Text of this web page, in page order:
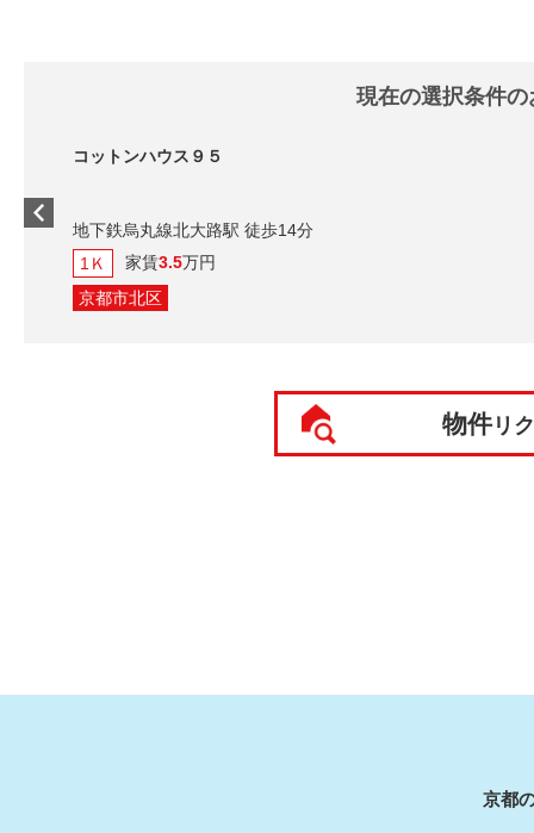
現在の選択条件
コットンハウス９５
地下鉄烏丸線北大路駅 徒歩14分
1Ｋ
家賃3.5万円
京都市北区
物件リ
京都